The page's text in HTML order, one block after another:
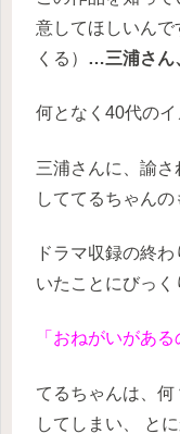
意してほしいんで
くる） …三浦さん
何となく40代のイ
三浦さんに、諭
しててるちゃんの
ドラマ収録の終
いたことにびっく
「おねがいがある
てるちゃんは、
してしまい、
と